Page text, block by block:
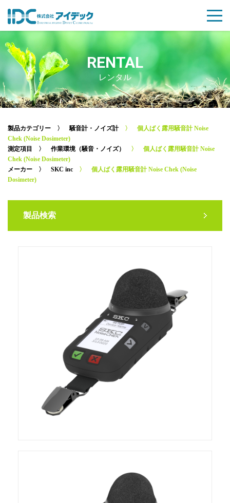
RENTAL
レンタル
製品カテゴリー 〉騒音計・ノイズ計
〉 個人ばく露用騒音計 Noise
Chek (Noise Dosimeter)
測定項目
〉 作業環境（騒音・ノイズ）
〉 個人ばく露用騒音計 Noise
Chek (Noise Dosimeter)
メーカー
〉 SKC inc
〉 個人ばく露用騒音計 Noise Chek (Noise
Dosimeter)
製品検索